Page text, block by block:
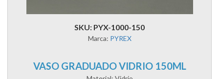
SKU: PYX-1000-150
Marca: PYREX
VASO GRADUADO VIDRIO 150ML